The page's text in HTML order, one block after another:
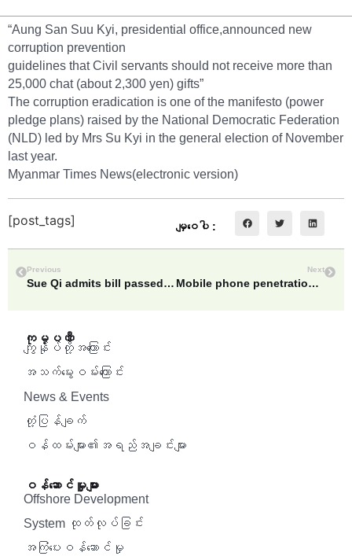
“Aung San Suu Kyi, presidential office,announced new
corruption prevention
guidelines that Civil servants should not receive more than
25,000 chat (about 2,300 yen) gifts”
The corruption eradication is one of the manifesto (power
pledge plans) raised by the National Democratic Federation
(NLD) led by Mrs Su Kyi in the general election of November
last year.
Myanmar Times News(electronic version)
[post_tags] မျှဝေပါ :
Previous
Sue Qi admits bill passed by military advisor
Next
Mobile phone penetration rate mm
ကုမ္ပဏီ
ကျွန်ုပ်တို့အကြောင်း
အသက်မွေးဝမ်းကြောင်း
News & Events
တုံ့ပြန်ချက်
ဝန်ထမ်းများ၏အရည်အချင်းများ
ဝန်ဆောင်မှူများ
Offshore Development
System ထုတ်လုပ်ခြင်း
အကြံပေးဝန်ဆောင်မှု‌